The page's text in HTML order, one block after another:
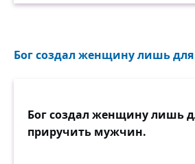
Бог создал женщину лишь
Бог создал женщину лишь
приручить мужчин.